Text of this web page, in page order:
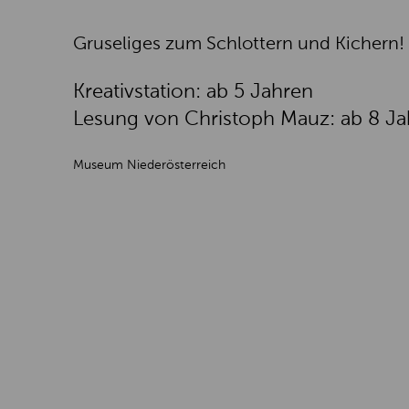
Gruseliges zum Schlottern und Kichern!
Kreativstation: ab 5 Jahren
Lesung von Christoph Mauz: ab 8
Museum Niederösterreich